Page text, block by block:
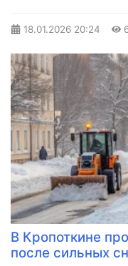
18.01.2026 20:24
В Кропоткине
после сильных